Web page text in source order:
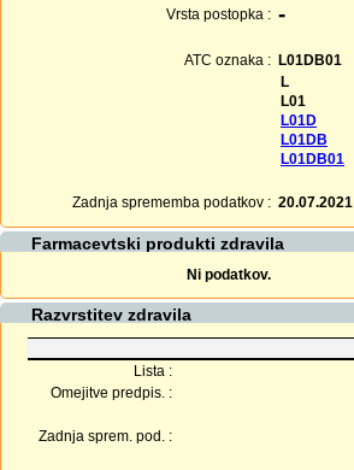
Vrsta postopka : -
ATC oznaka : L01DB01
L
L01
L01D
L01DB
L01DB01
Zadnja sprememba podatkov : 20.07.2021
Farmacevtski produkti zdravila
Ni podatkov.
Razvrstitev zdravila
Lista :
Omejitve predpis. :
Zadnja sprem. pod. :